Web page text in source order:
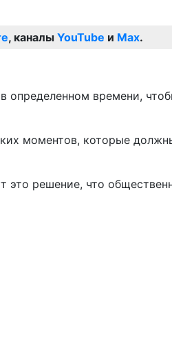
, каналы YouTube и Max.
определенном времени,
моментов, которые
это решение, что